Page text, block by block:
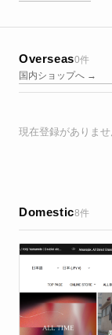
Overseas0件
国内ショップへ →
現在登録がありませ
Domestic8件